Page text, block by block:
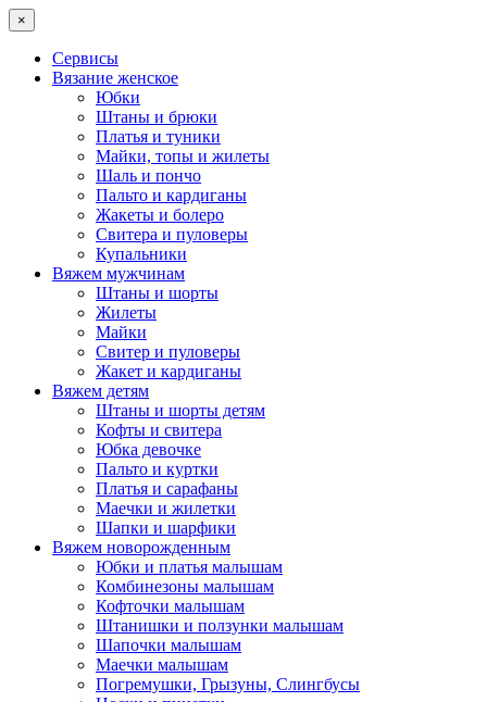
×
Сервисы
Вязание женское
Юбки
Штаны и брюки
Платья и туники
Майки, топы и жилеты
Шаль и пончо
Пальто и кардиганы
Жакеты и болеро
Свитера и пуловеры
Купальники
Вяжем мужчинам
Штаны и шорты
Жилеты
Майки
Свитер и пуловеры
Жакет и кардиганы
Вяжем детям
Штаны и шорты детям
Кофты и свитера
Юбка девочке
Пальто и куртки
Платья и сарафаны
Маечки и жилетки
Шапки и шарфики
Вяжем новорожденным
Юбки и платья малышам
Комбинезоны малышам
Кофточки малышам
Штанишки и ползунки малышам
Шапочки малышам
Маечки малышам
Погремушки, Грызуны, Слингбусы